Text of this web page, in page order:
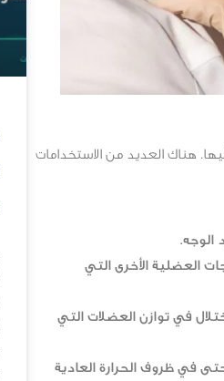
هناك العديد من الاستخدامات
الوجه.
العضلية الأخرى التي
في توازن العضلات التي
في ظروف الحرارة العادية